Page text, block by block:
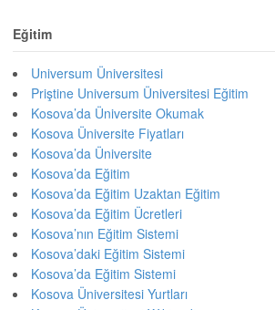
Eğitim
Universum Üniversitesi
Priştine Universum Üniversitesi Eğitim
Kosova’da Üniversite Okumak
Kosova Üniversite Fiyatları
Kosova’da Üniversite
Kosova’da Eğitim
Kosova’da Eğitim Uzaktan Eğitim
Kosova’da Eğitim Ücretleri
Kosova’nın Eğitim Sistemi
Kosova’daki Eğitim Sistemi
Kosova’da Eğitim Sistemi
Kosova Üniversitesi Yurtları